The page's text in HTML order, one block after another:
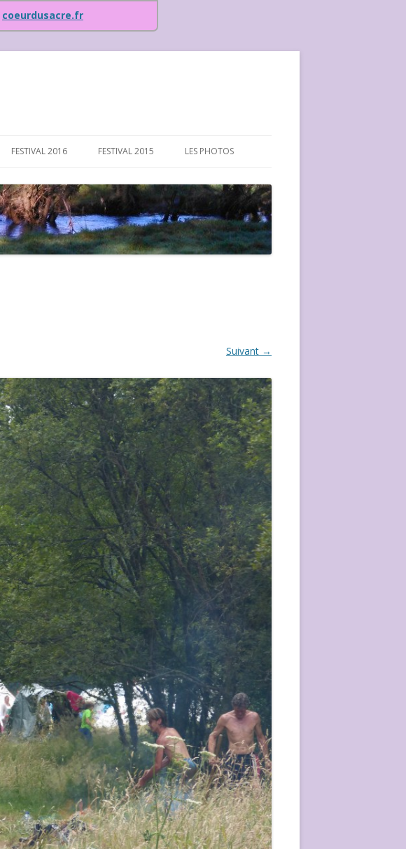
coeurdusacre.fr
FESTIVAL 2016 FESTIVAL 2015 LES PHOTOS
FESTIVAL 2016-PHOTOS
FESTIVAL 2017-PHOTOS ET
VIDÉOS
Suivant →